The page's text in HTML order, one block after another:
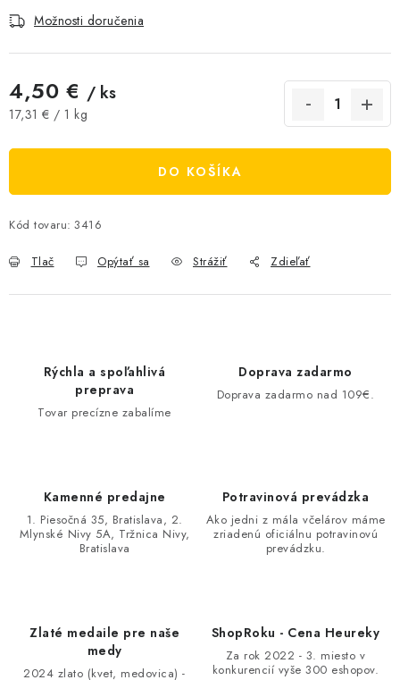
ČOKOLÁDA
Kamenná predajňa
Napísali o nás
Kontakty
Doprava a platba
Najčastejšie otázky FAQ
Obchodné podmienky
Vrátenie tovaru, výmena a reklamácie
Možnosti doručenia
4,50 € / ks
Jednotková cena:
17,31 € / 1 kg
DO KOŠÍKA
Kód tovaru: 3416
Tlač Opýtať sa Strážiť Zdieľať
Rýchla a spoľahlivá
preprava
Tovar precízne zabalíme
Doprava zadarmo
Doprava zadarmo nad 109€.
Kamenné predajne
1. Piesočná 35, Bratislava, 2.
Mlynské Nivy 5A, Tržnica Nivy,
Bratislava
Potravinová prevádzka
Ako jedni z mála včelárov máme
zriadenú oficiálnu potravinovú
prevádzku.
Zlaté medaile pre naše
medy
2024 zlato (kvet, medovica) -
ShopRoku - Cena Heureky
Za rok 2022 - 3. miesto v
konkurencií vyše 300 eshopov.